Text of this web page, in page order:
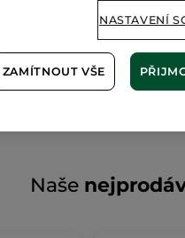
Naše
NASTAVENÍ
ZAMÍTNOUT VŠE